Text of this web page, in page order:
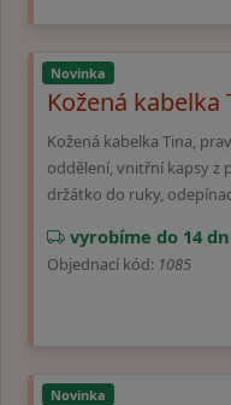
Novinka
Kožená kabelka
Kožená kabelka Tina,
oddělení, vnitřní kapsy z
držátko do ruky,
vyrobíme do 14
Objednací kód: 1085
Novinka